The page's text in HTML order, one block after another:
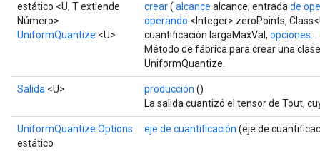
estático <U, T extiende
Número>
UniformQuantize <U>
crear( alcance alcance, entrada de
operando <Integer> zeroPoints,
cuantificación largaMaxVal, opciones...
Método de fábrica para crear una
UniformQuantize.
Salida <U> producción ()
La salida cuantizó el tensor de Tout,
UniformQuantize.Options
estático
eje de cuantificación (eje de